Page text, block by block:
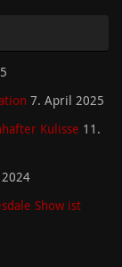
7. April 2025
Kulisse 11.
Show ist